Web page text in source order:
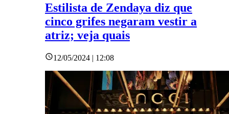
Estilista de Zendaya diz que
cinco grifes negaram vestir a
atriz; veja quais
12/05/2024 | 12:08